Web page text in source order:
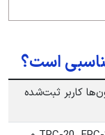
است؟
کاربر ثبت‌شده